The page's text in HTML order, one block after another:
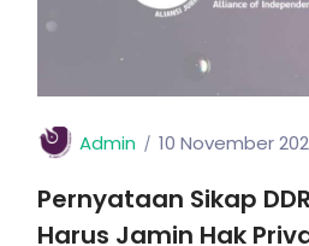
Admin 10 November
Pernyataan Sikap
Harus Jamin Hak